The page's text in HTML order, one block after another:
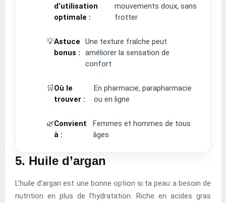
d’utilisation
optimale :
mouvements doux, sans
frotter
💡Astuce
bonus :
Une texture fraîche peut
améliorer la sensation de
confort
🛒Où le
trouver :
En pharmacie, parapharmacie
ou en ligne
🌿Convient
à :
Femmes et hommes de tous
âges
5. Huile d’argan
L’huile d’argan est une bonne option si ta peau a besoin de
nutrition en plus de l’hydratation. Riche en acides gras